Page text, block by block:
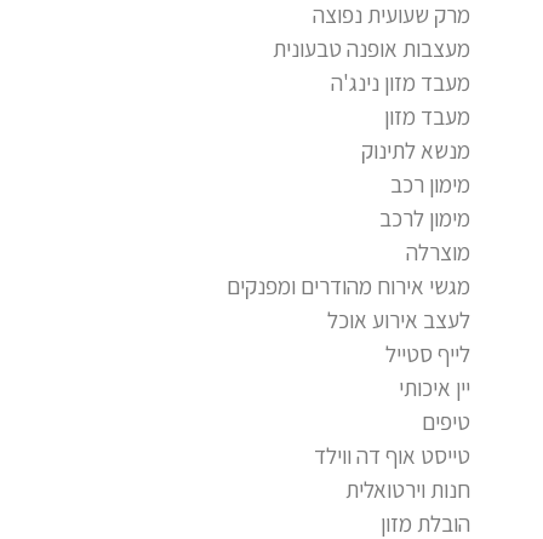
מרק שעועית נפוצה
מעצבות אופנה טבעונית
מעבד מזון נינג'ה
מעבד מזון
מנשא לתינוק
מימון רכב
מימון לרכב
מוצרלה
מגשי אירוח מהודרים ומפנקים
לעצב אירוע אוכל
לייף סטייל
יין איכותי
טיפים
טייסט אוף דה ווילד
חנות וירטואלית
הובלת מזון